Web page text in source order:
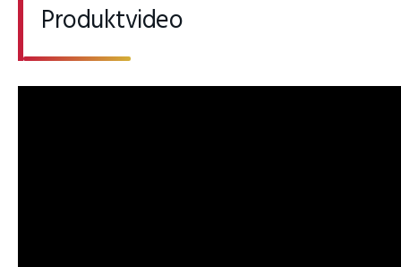
Produktvideo